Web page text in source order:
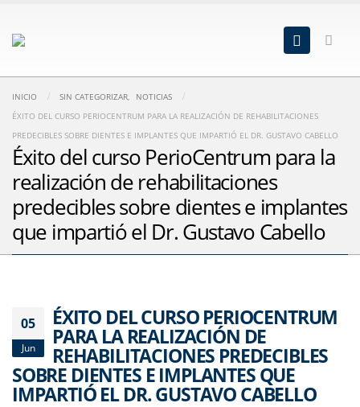
INICIO SIN CATEGORIZAR,
NOTICIAS
ÉXITO DEL CURSO PERIOCENTRUM PARA LA REALIZACIÓN DE REHABILITACIONES
PREDECIBLES SOBRE DIENTES E IMPLANTES QUE IMPARTIÓ EL DR. GUSTAVO CABELLO
Éxito del curso PerioCentrum para la
realización de rehabilitaciones
predecibles sobre dientes e implantes
que impartió el Dr. Gustavo Cabello
05
Jun
ÉXITO DEL CURSO PERIOCENTRUM
PARA LA REALIZACIÓN DE
REHABILITACIONES PREDECIBLES
SOBRE DIENTES E IMPLANTES QUE
IMPARTIÓ EL DR. GUSTAVO CABELLO